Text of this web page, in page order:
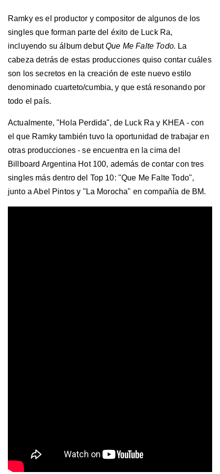
Ramky es el productor y compositor de algunos de los
singles que forman parte del éxito de Luck Ra,
incluyendo su álbum debutQue Me Falte Todo. La
cabeza detrás de estas producciones quiso contar cuáles
son los secretos en la creación de este nuevo estilo
denominado cuarteto/cumbia, y que está resonando por
todo el país.
Actualmente, "Hola Perdida", de Luck Ra y KHEA - con
el que Ramky también tuvo la oportunidad de trabajar en
otras producciones - se encuentra en la cima del
Billboard Argentina Hot 100, además de contar con tres
singles más dentro del Top 10: "Que Me Falte Todo",
junto a Abel Pintos y "La Morocha" en compañía de BM.